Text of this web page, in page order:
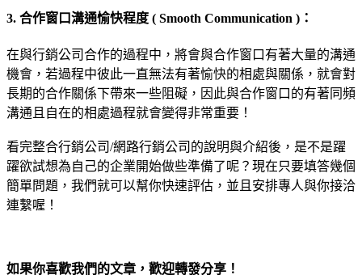
3. 合作窗口溝通愉快程度 ( Smooth Communication )：
在與行銷公司合作的過程中，將會與合作窗口有著大量的溝通
機會，若過程中彼此一直無法有著愉快的相處與關係，就會對
長期的合作關係下帶來一些阻礙，因此與合作窗口的有著同頻
溝通且自在的相處過程就會變得非常重要！
看完整合行銷公司/網路行銷公司的說明與介紹後，是不是躍
躍欲試想為自己的企業開始做些準備了呢？現在只要填答幾個
簡單問題，我們就可以幫你快速評估，並且安排專人與你接洽
連繫喔！
如果你喜歡我們的文章，歡迎轉發分享！